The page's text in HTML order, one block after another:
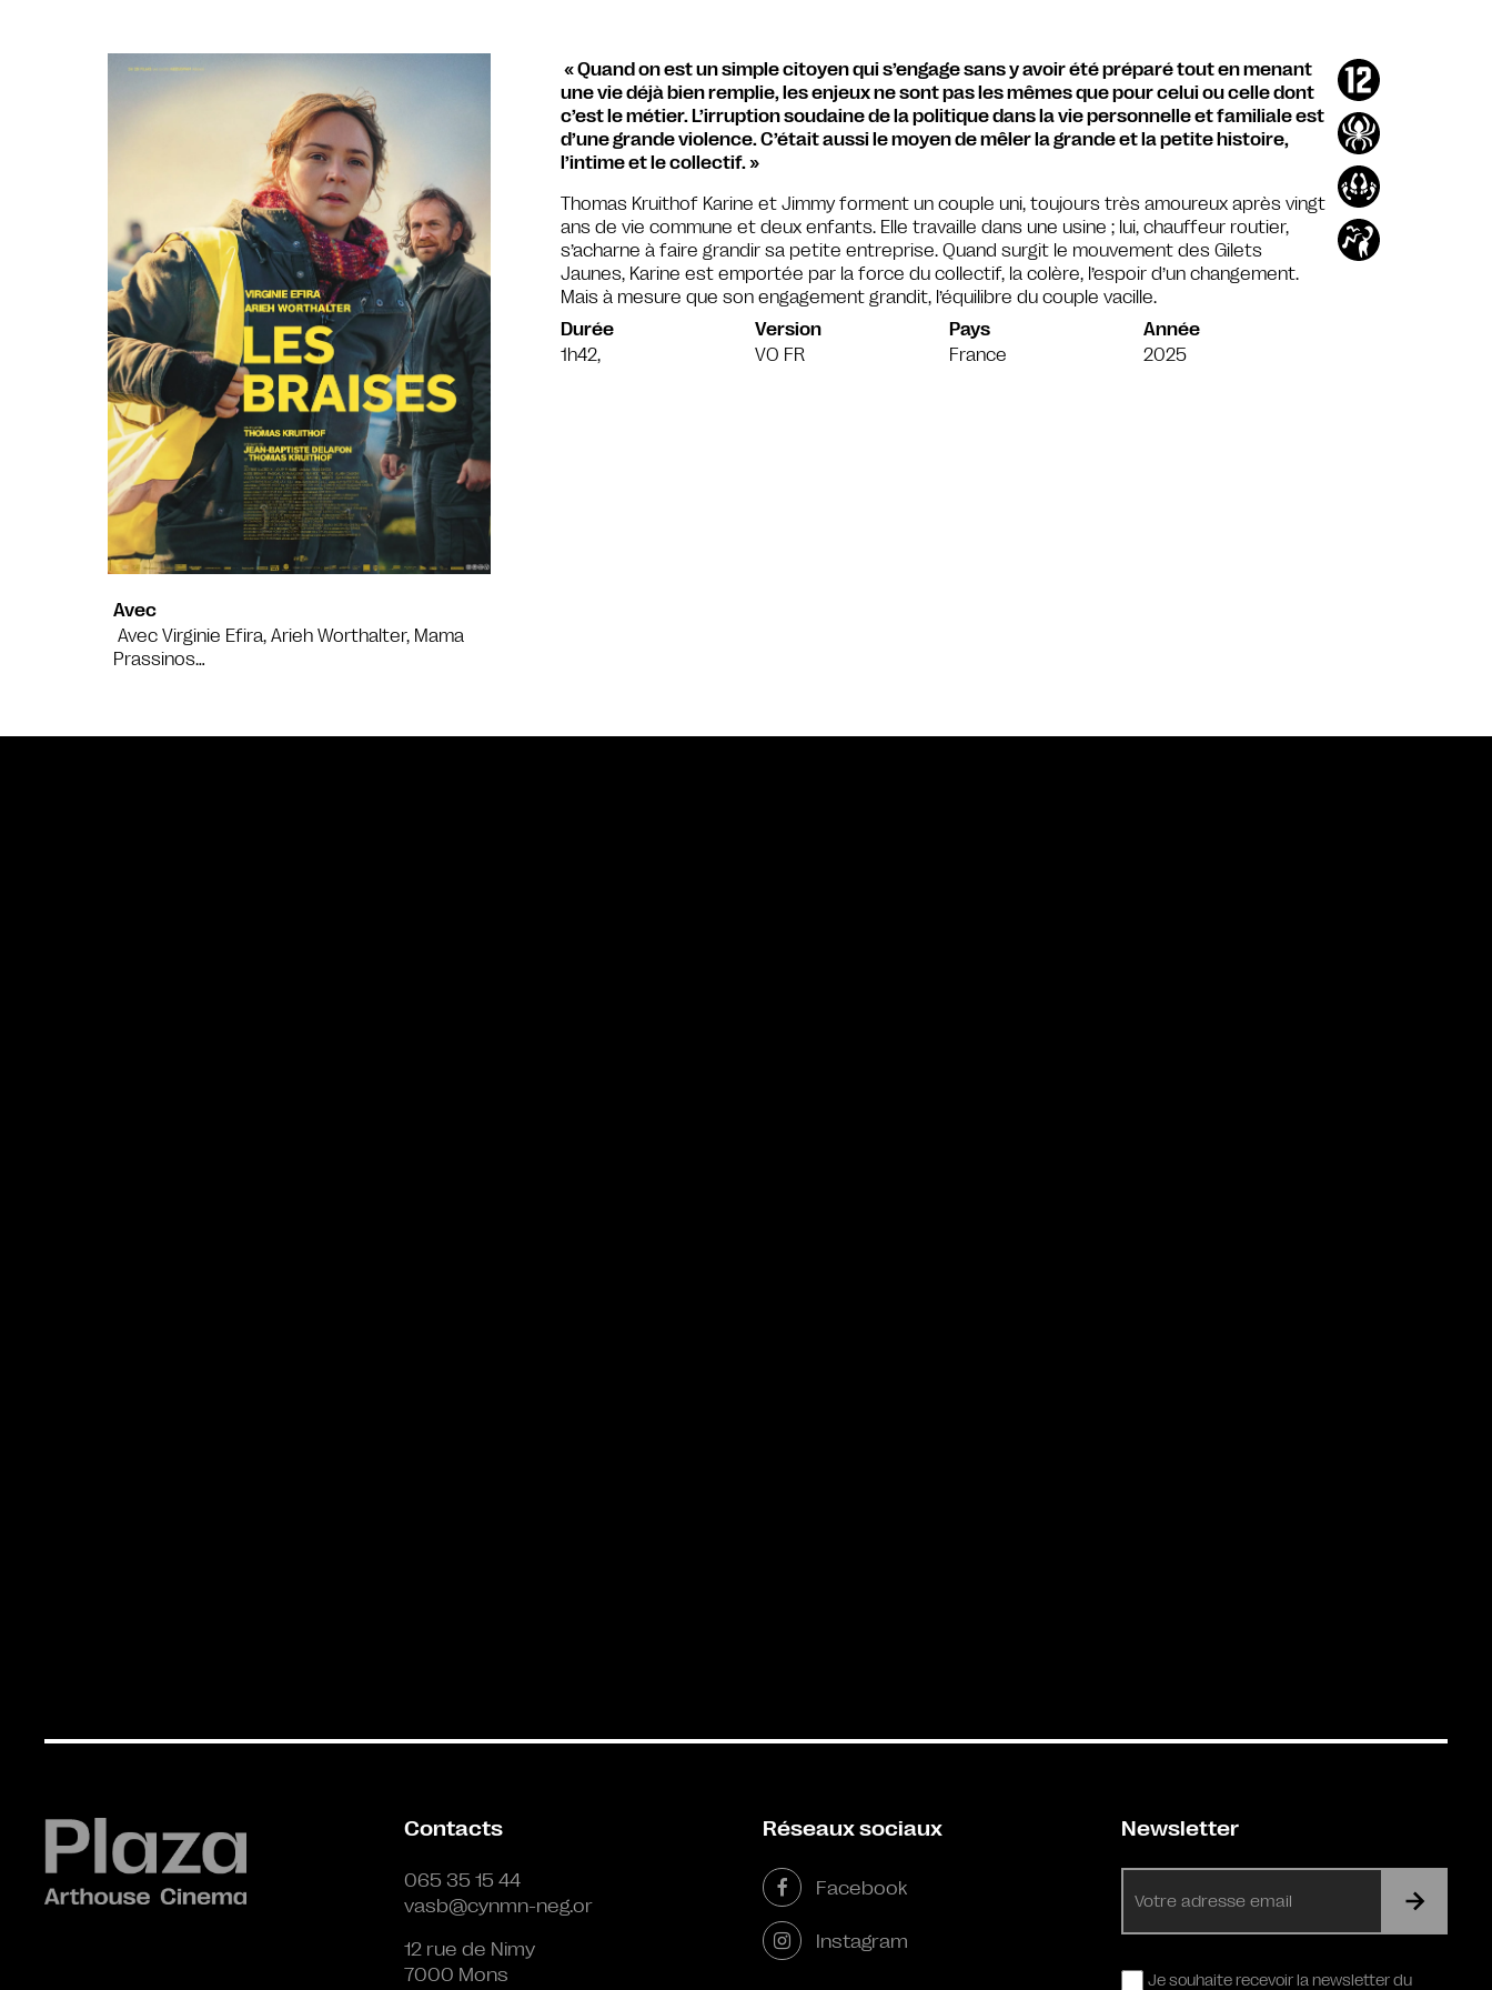
Avec
Avec Virginie Efira, Arieh Worthalter, Mama
Prassinos…
« Quand on est un simple citoyen qui s’engage sans y avoir été préparé tout en menant
une vie déjà bien remplie, les enjeux ne sont pas les mêmes que pour celui ou celle dont
c’est le métier. L’irruption soudaine de la politique dans la vie personnelle et familiale est
d’une grande violence. C’était aussi le moyen de mêler la grande et la petite histoire,
l’intime et le collectif. »
Thomas Kruithof Karine et Jimmy forment un couple uni, toujours très amoureux après vingt
ans de vie commune et deux enfants. Elle travaille dans une usine ; lui, chauffeur routier,
s’acharne à faire grandir sa petite entreprise. Quand surgit le mouvement des Gilets
Jaunes, Karine est emportée par la force du collectif, la colère, l’espoir d’un changement.
Mais à mesure que son engagement grandit, l’équilibre du couple vacille.
Durée
1h42,
Version
VO FR
Pays
France
Année
2025
Contacts
065 35 15 44
vasb@cynmn-neg.or
12 rue de Nimy
7000 Mons
Réseaux sociaux
Facebook
Instagram
Newsletter
mail
RGPDJe souhaite recevoir la newsletter du